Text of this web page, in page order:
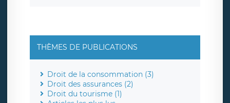
THÈMES DE PUBLICATIONS
Droit de la consommation (3)
Droit des assurances (2)
Droit du tourisme (1)